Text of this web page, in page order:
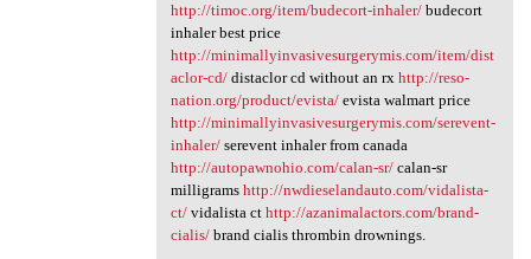
http://timoc.org/item/budecort-inhaler/budecort
inhaler best price
http://minimallyinvasivesurgerymis.com/item/dist
aclor-cd/distaclor cd without an rx http://reso-
nation.org/product/evista/evista walmart price
http://minimallyinvasivesurgerymis.com/serevent-
inhaler/serevent inhaler from canada
http://autopawnohio.com/calan-sr/calan-sr
milligrams http://nwdieselandauto.com/vidalista-
ct/vidalista ct http://azanimalactors.com/brand-
cialis/brand cialis thrombin drownings.